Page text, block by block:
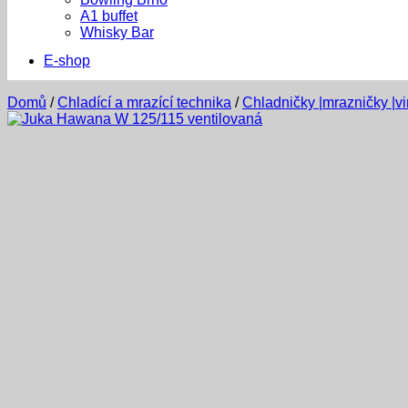
A1 buffet
Whisky Bar
E-shop
Domů / Chladící a mrazící technika / Chladničky |mrazničky